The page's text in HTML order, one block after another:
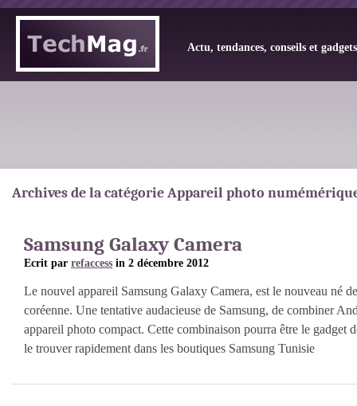
Actu, tendances, conseils et
Archives de la catégorie Appareil photo
Samsung Galaxy Camera
Ecrit par refaccess in 2 décembre 2012
Le nouvel appareil Samsung Galaxy Camera, est le nouveau né
coréenne. Une tentative audacieuse de Samsung, de combiner
appareil photo compact. Cette combinaison pourra être le gadget
le trouver rapidement dans les boutiques Samsung Tunisie